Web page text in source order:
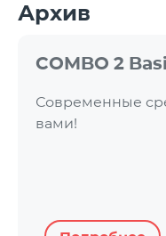
Архив
COMBO 2
Современные
вами!